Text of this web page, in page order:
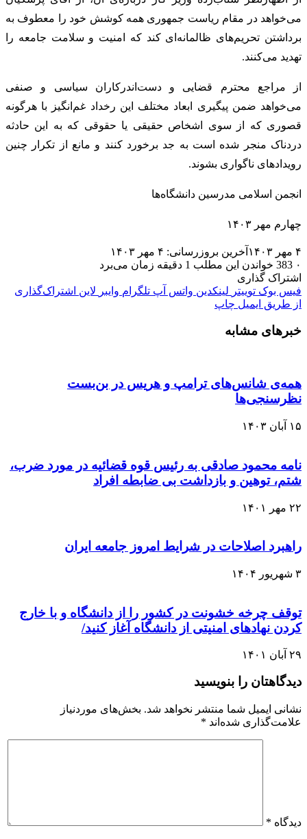
می‌خواهد در مقام ریاست جمهوری همه کوشش خود را معطوف به
برداشتن تحریم‌های ظالمانه‌ای کند که امنیت و سلامت جامعه را
تهدید می‌کنند.
از مراجع محترم قضایی و دست‌اندرکاران سیاسی و صنفی
می‌خواهد ضمن پیگیری ابعاد مختلف این رخداد غم‌انگیز با هرگونه
قصوری که از سوی اشخاص حقیقی یا حقوقی که به این حادثه
دردناک منجر شده است به جد برخورد کنند و مانع از تکرار چنین
رویدادهای ناگواری بشوند.
انجمن اسلامی مدرسین دانشگاه‌ها
چهارم مهر ۱۴۰۳
۴ مهر ۱۴۰۳
آخرین بروزرسانی: ۴ مهر ۱۴۰۳
۰
خواندن این مطلب 1 دقیقه زمان می‌برد
اشتراک گذاری
فیس بوک توییتر لینکدین واتس آپ تلگرام وایبر لاین اشتراک‌گذاری
از طریق ایمیل چاپ
خبرهای مشابه
همه‌ی شانس‌های ترامپ و هریس در بن‌بست
نظرسنجی‌ها
۱۵ آبان ۱۴۰۳
نامه محمود صادقی به رئیس قوه قضائیه در مورد ضرب،
شتم، توهین و بازداشت بی ضابطه افراد
۲۲ مهر ۱۴۰۱
راهبرد اصلاحات در شرایط امروز جامعه ایران
۳ شهریور ۱۴۰۴
توقف چرخه خشونت در کشور را از دانشگاه و با خارج
کردن نهادهای امنیتی از دانشگاه آغاز کنید/
۲۹ آبان ۱۴۰۱
دیدگاهتان را بنویسید
نشانی ایمیل شما منتشر نخواهد شد. بخش‌های موردنیاز
علامت‌گذاری شده‌اند *
دیدگاه *